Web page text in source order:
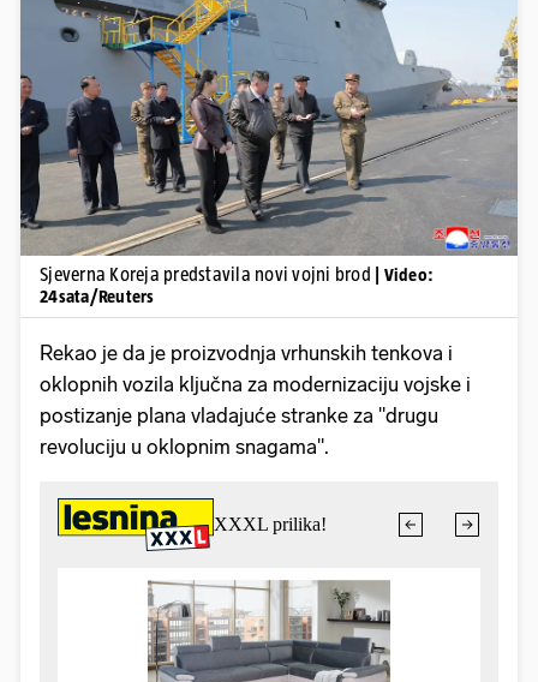
Pokretanje videa...
Sjeverna Koreja predstavila novi vojni brod
| Video:
24sata/Reuters
Rekao je da je proizvodnja vrhunskih tenkova i
oklopnih vozila ključna za modernizaciju vojske i
postizanje plana vladajuće stranke za "drugu
revoluciju u oklopnim snagama".